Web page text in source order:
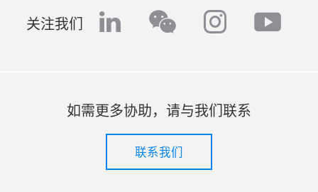
关注我们 linkedinwechat
如需更多协助，请与我们联系
联系我们